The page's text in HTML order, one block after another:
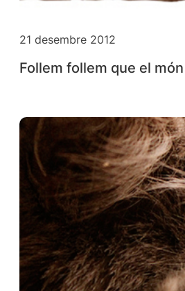
21 desembre 2012
Follem follem que el món